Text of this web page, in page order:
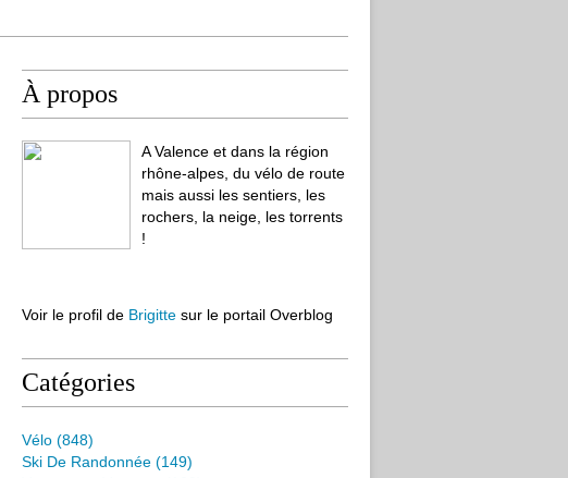
À propos
A Valence et dans la région
rhône-alpes, du vélo de route
mais aussi les sentiers, les
rochers, la neige, les torrents
!
Voir le profil de Brigitte sur le portail Overblog
Catégories
Vélo (848)
Ski De Randonnée (149)